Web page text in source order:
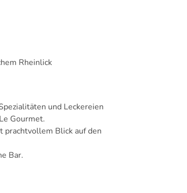
Rheinlick
und Leckereien
Gourmet.
prachtvollem Blick auf den
Bar.